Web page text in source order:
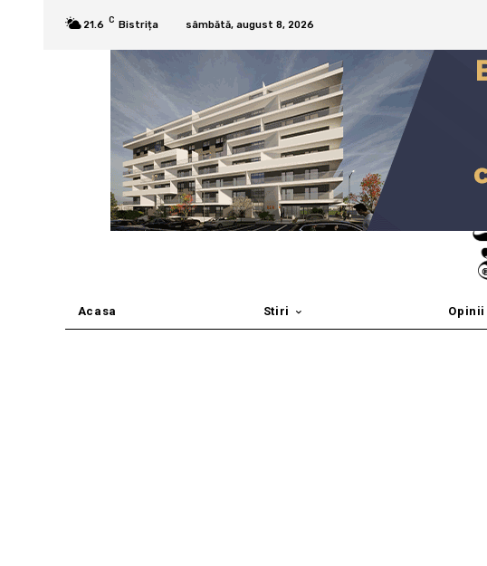
21.6 C Bistrița sâmbătă, august 8, 2026
Acasa Stiri Opinii